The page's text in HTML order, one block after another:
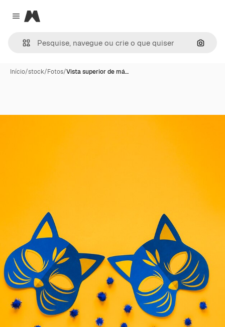
Close menu
Magnific
Início/stock/Fotos/Vista superior de má…